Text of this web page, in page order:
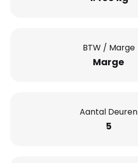
BTW / Marge
Marge
Aantal Deuren
5